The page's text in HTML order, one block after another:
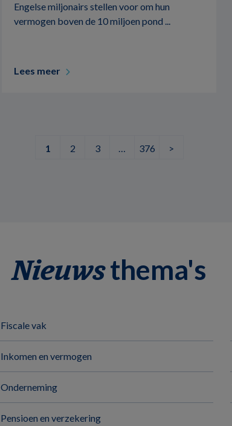
Engelse miljonairs stellen voor om hun
vermogen boven de 10 miljoen pond ...
Lees meer
1 2 3 … 376 >
Nieuwsthema's
Fiscale vak
Inkomen en vermogen
Onderneming
Pensioen en verzekering